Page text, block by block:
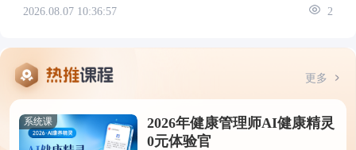
2026.08.07 10:36:57 2
更多
系统课
2026年健康管理师AI健康精灵
0元体验官